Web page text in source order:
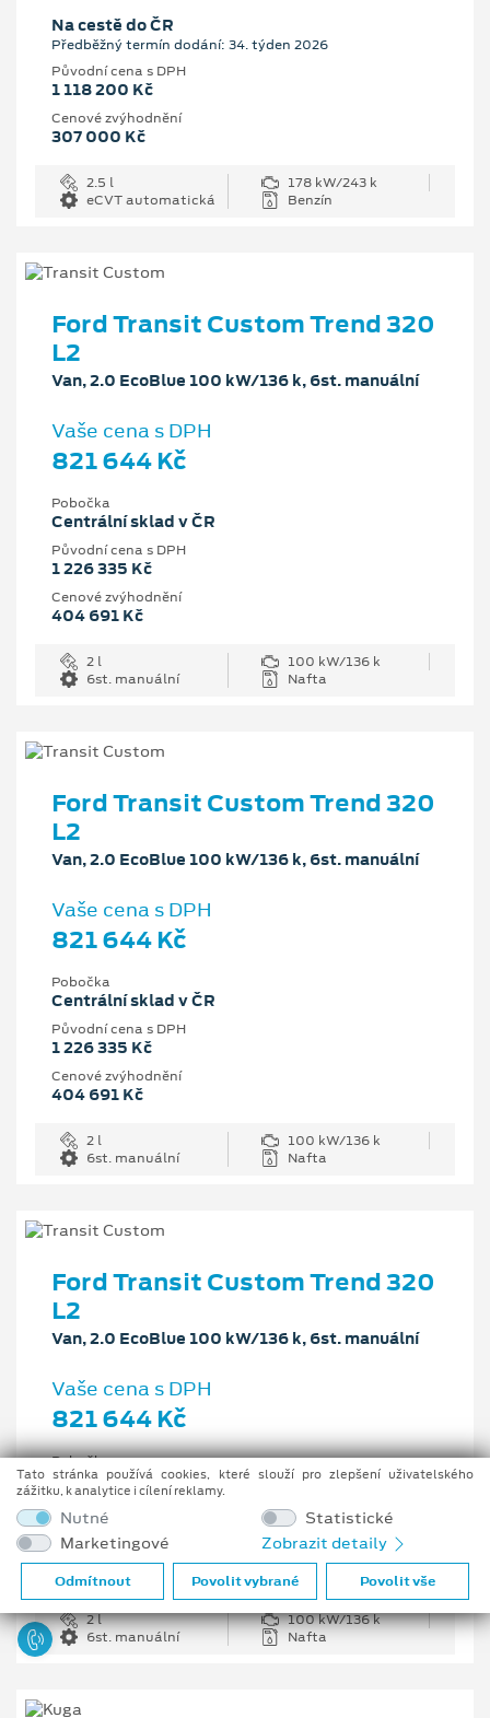
Na cestě do ČR
Předběžný termín dodání: 34. týden 2026
Původní cena s DPH
1 118 200 Kč
Cenové zvýhodnění
307 000 Kč
2.5 l
178 kW/243 k
eCVT automatická
Benzín
Ford Transit Custom Trend 320
L2
Van, 2.0 EcoBlue 100 kW/136 k, 6st. manuální
Vaše cena s DPH
821 644 Kč
Pobočka
Centrální sklad v ČR
Původní cena s DPH
1 226 335 Kč
Cenové zvýhodnění
404 691 Kč
2 l
100 kW/136 k
6st. manuální
Nafta
Ford Transit Custom Trend 320
L2
Van, 2.0 EcoBlue 100 kW/136 k, 6st. manuální
Vaše cena s DPH
821 644 Kč
Pobočka
Centrální sklad v ČR
Původní cena s DPH
1 226 335 Kč
Cenové zvýhodnění
404 691 Kč
2 l
100 kW/136 k
6st. manuální
Nafta
Ford Transit Custom Trend 320
L2
Van, 2.0 EcoBlue 100 kW/136 k, 6st. manuální
Vaše cena s DPH
821 644 Kč
Pobočka
Opava
1 226 335 Kč
Cenové zvýhodnění
404 691 Kč
2 l
100 kW/136 k
6st. manuální
Nafta
Tato stránka používá cookies, které slouží pro zlepšení uživatelského
zážitku, k analytice i cílení reklamy.
Nutné
Statistické
Marketingové
Zobrazit detaily
Odmítnout Povolit vybrané Povolit vše